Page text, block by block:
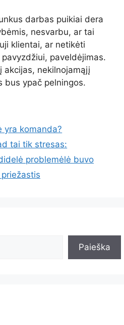
darbas puikiai dera
nesvarbu, ar tai
klientai, ar netikėti
paveldėjimas.
akcijas, nekilnojamąjį
bus ypač pelningos.
yra komanda?
tai tik stresas:
problemėlė buvo
Paieška